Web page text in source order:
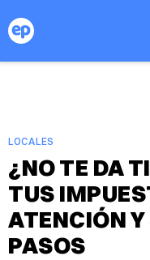
LOCALES
¿NO TE DA
TUS
ATENCIÓN
PASOS